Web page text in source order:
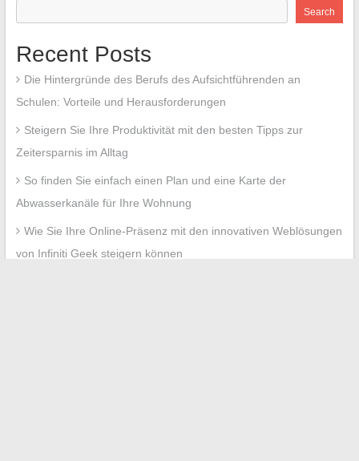
Search
Recent Posts
Die Hintergründe des Berufs des Aufsichtführenden an
Schulen: Vorteile und Herausforderungen
Steigern Sie Ihre Produktivität mit den besten Tipps zur
Zeitersparnis im Alltag
So finden Sie einfach einen Plan und eine Karte der
Abwasserkanäle für Ihre Wohnung
Wie Sie Ihre Online-Präsenz mit den innovativen Weblösungen
von Infiniti Geek steigern können